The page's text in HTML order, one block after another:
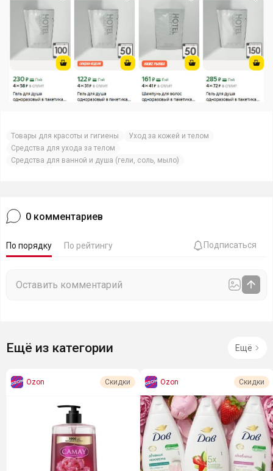
Товары для красоты и гигиены
Уход за кожей и телом
Средства для ухода за телом
Средства для ванной и душа (гели, соль, мыло)
0 комментариев
По порядку По рейтингу Подписаться
Ещё из категории Ещё
Ozon Скидки Ozon Скидки